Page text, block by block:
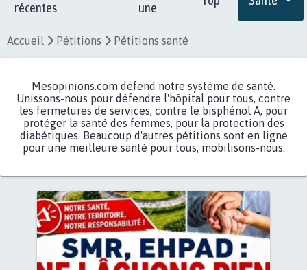
récentes
une
Accueil Pétitions Pétitions santé
Mesopinions.com défend notre système de santé.
Unissons-nous pour défendre l'hôpital pour tous, contre
les fermetures de services, contre le bisphénol A, pour
protéger la santé des femmes, pour la protection des
diabétiques. Beaucoup d'autres pétitions sont en ligne
pour une meilleure santé pour tous, mobilisons-nous.